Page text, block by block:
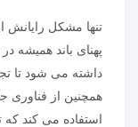
استفاده می کند